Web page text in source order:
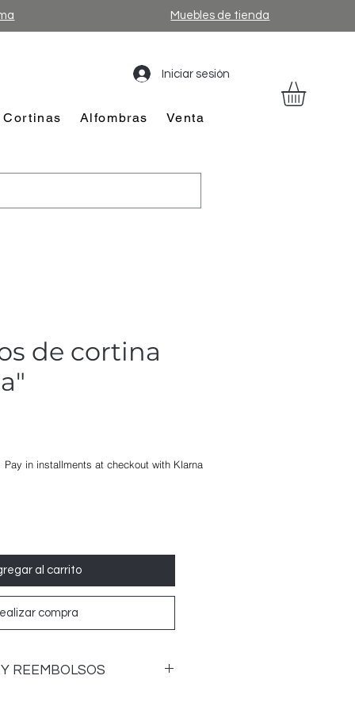
Muebles de tienda
Iniciar sesión
Cortinas Alfombras Venta
de cortina
al carrito
compra
REEMBOLSOS
Pay in installments at checkout with Klarna